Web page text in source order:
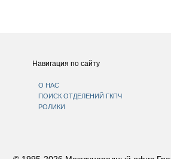
Навигация по сайту
О НАС
ПОИСК ОТДЕЛЕНИЙ ГКПЧ
РОЛИКИ